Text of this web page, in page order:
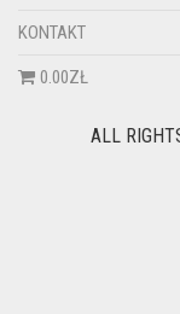
KONTAKT
0.00ZŁ
ALL